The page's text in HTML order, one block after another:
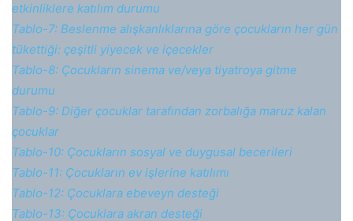
etkinliklere katılım durumu
Tablo-7: Beslenme alışkanlıklarına göre çocukların her gün
tükettiği: çeşitli yiyecek ve içecekler
Tablo-8: Çocukların sinema ve/veya tiyatroya gitme
durumu
Tablo-9: Diğer çocuklar tarafından zorbalığa maruz kalan
çocuklar
Tablo-10: Çocukların sosyal ve duygusal becerileri
Tablo-11: Çocukların ev işlerine katılımı
Tablo-12: Çocuklara ebeveyn desteği
Tablo-13: Çocuklara akran desteği